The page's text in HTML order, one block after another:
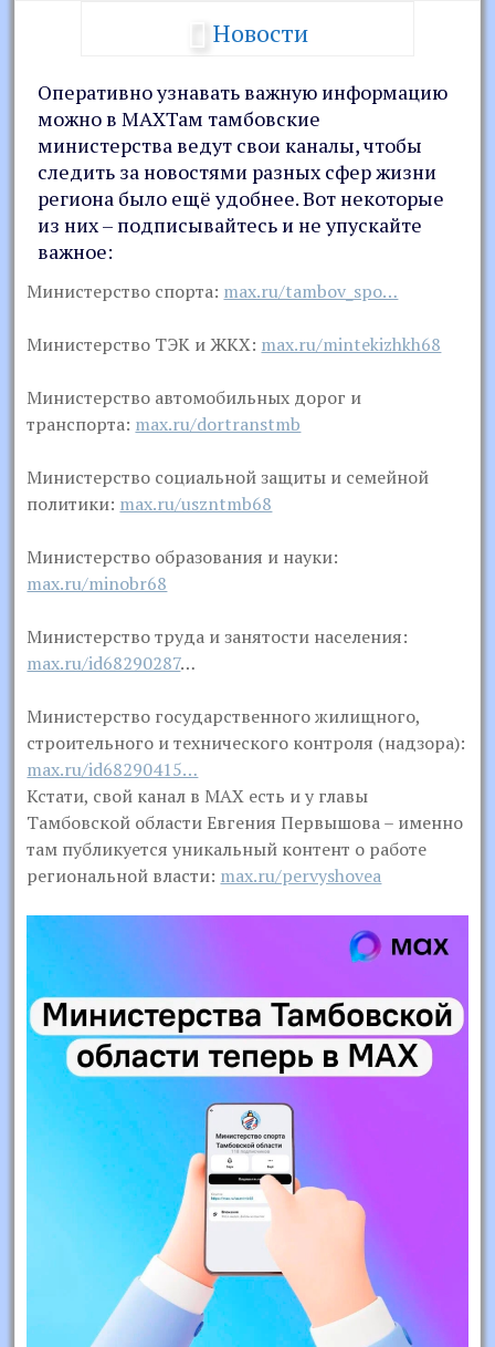
Новости
Оперативно узнавать важную информацию
можно в MAXТам тамбовские
министерства ведут свои каналы, чтобы
следить за новостями разных сфер жизни
региона было ещё удобнее. Вот некоторые
из них – подписывайтесь и не упускайте
важное:
Министерство спорта: max.ru/tambov_spo…
Министерство ТЭК и ЖКХ: max.ru/mintekizhkh68
Министерство автомобильных дорог и
транспорта: max.ru/dortranstmb
Министерство социальной защиты и семейной
политики: max.ru/uszntmb68
Министерство образования и науки:
max.ru/minobr68
Министерство труда и занятости населения:
max.ru/id68290287…
Министерство государственного жилищного,
строительного и технического контроля (надзора):
max.ru/id68290415…
Кстати, свой канал в MAX есть и у главы
Тамбовской области Евгения Первышова – именно
там публикуется уникальный контент о работе
региональной власти: max.ru/pervyshovea